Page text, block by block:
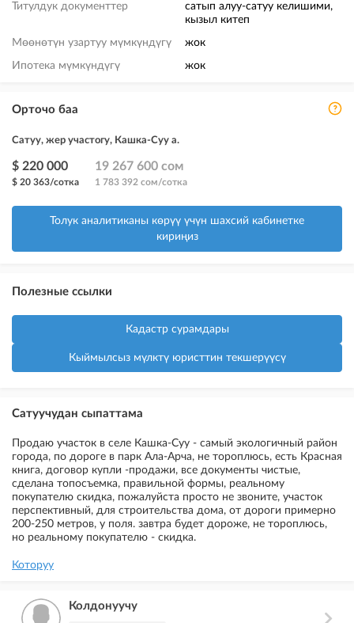
Титулдук документтер
сатып алуу-сатуу келишими,
кызыл китеп
Мөөнөтүн узартуу мүмкүндүгү жок
Ипотека мүмкүндүгү жок
Орточо баа
Сатуу, жер участогу, Кашка-Суу а.
$ 220 000
$ 20 363/сотка
19 267 600 сом
1 783 392 сом/сотка
Толук аналитиканы көрүү үчүн шахсий кабинетке
кириңиз
Полезные ссылки
Кадастр сурамдары
Кыймылсыз мүлктү юристтин текшерүүсү
Сатуучудан сыпаттама
Продаю участок в селе Кашка-Суу - самый экологичный район
города, по дороге в парк Ала-Арча, не тороплюсь, есть Красная
книга, договор купли -продажи, все документы чистые,
сделана топосъемка, правильной формы, реальному
покупателю скидка, пожалуйста просто не звоните, участок
перспективный, для строительства дома, от дороги примерно
200-250 метров, у поля. завтра будет дороже, не тороплюсь,
но реальному покупателю - скидка.
Которуу
Колдонуучу